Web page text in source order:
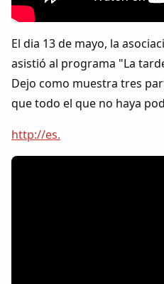
Biblioteca
Foros
El dia 13 de mayo, la
asistió al programa "La
Dejo como muestra tres
que todo el que no haya
http://es.